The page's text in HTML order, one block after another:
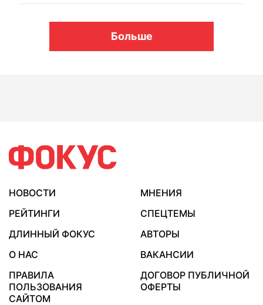
Больше
НОВОСТИ
МНЕНИЯ
РЕЙТИНГИ
СПЕЦТЕМЫ
ДЛИННЫЙ ФОКУС
АВТОРЫ
О НАС
ВАКАНСИИ
ПРАВИЛА
ПОЛЬЗОВАНИЯ
САЙТОМ
ДОГОВОР ПУБЛИЧНОЙ
ОФЕРТЫ